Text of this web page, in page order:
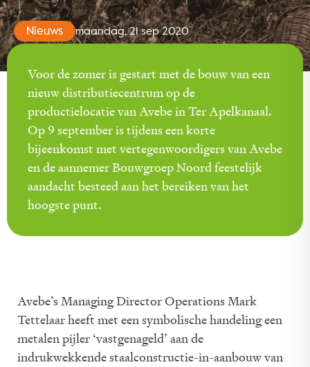
Nieuws maandag, 21 sep 2020
Voor de zomer is gestart met de bouw van een
nieuw distributiecentrum op de
productielocatie van Avebe in Ter Apelkanaal.
Op 9 september is tijdens een korte
bijeenkomst met vertegenwoordigers van Avebe
en de aannemer Bouwgroep Noord feestelijk
aandacht besteed aan het bereiken van het
hoogste punt.
Avebe’s Managing Director Operations Mark
Tettelaar heeft met een symbolische handeling een
metalen pijler ‘vastgenageld’ aan de
indrukwekkende staalconstructie-in-aanbouw van